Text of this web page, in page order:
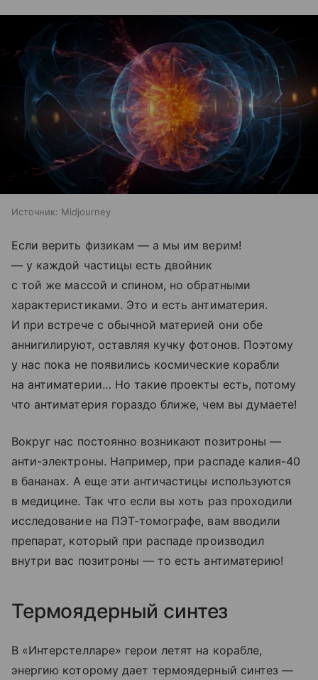
Источник: Midjourney
Если верить физикам — а мы им верим!
— у каждой частицы есть двойник
с той же массой и спином, но обратными
характеристиками. Это и есть антиматерия.
И при встрече с обычной материей они обе
аннигилируют, оставляя кучку фотонов. Поэтому
у нас пока не появились космические корабли
на антиматерии… Но такие проекты есть, потому
что антиматерия гораздо ближе, чем вы думаете!
Вокруг нас постоянно возникают позитроны —
анти-электроны. Например, при распаде калия-40
в бананах. А еще эти античастицы используются
в медицине. Так что если вы хоть раз проходили
исследование на ПЭТ-томографе, вам вводили
препарат, который при распаде производил
внутри вас позитроны — то есть антиматерию!
Термоядерный синтез
В «Интерстелларе» герои летят на корабле,
энергию которому дает термоядерный синтез —